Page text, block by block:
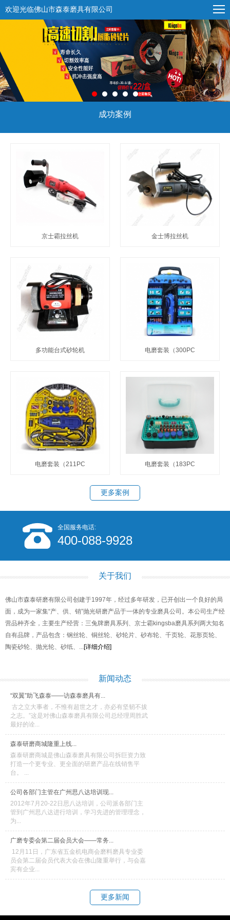
欢迎光临佛山市森泰磨具有限公司
成功案例
京士霸拉丝机 金士博拉丝机
多功能台式砂轮机 电磨套装（300PC
电磨套装（211PC 电磨套装（183PC
更多案例
全国服务电话:
400-088-9928
关于我们
佛山市森泰研磨有限公司创建于1997年，经过多年研发，已开创出一个良好的局
面，成为一家集“产、供、销”抛光研磨产品于一体的专业磨具公司。本公司生产经
营品种齐全，主要生产经营：三兔牌磨具系列、京士霸kingsba磨具系列两大知名
自有品牌，产品包含：钢丝轮、铜丝轮、砂轮片、砂布轮、千页轮、花形页轮、
陶瓷砂轮、抛光轮、砂纸、...[详细介绍]
新闻动态
“双翼”助飞森泰——访森泰磨具有...
古之立大事者，不惟有超世之才，亦必有坚韧不拔
之志。”这是对佛山森泰磨具有限公司总经理周胜武
最好的诠...
森泰研磨商城隆重上线...
森泰研磨商城是佛山森泰磨具有限公司拆巨资力致
打造一个更专业、更全面的研磨产品在线销售平
台。 ...
公司各部门主管在广州思八达培训现...
2012年7月20-22日思八达培训，公司派各部门主
管到广州思八达进行培训，学习先进的管理理念，
为...
广磨专委会第二届会员大会——常务...
12月11日，广东省五金机电商会磨料磨具专业委
员会第二届会员代表大会在佛山隆重举行，与会嘉
宾有企业...
更多新闻